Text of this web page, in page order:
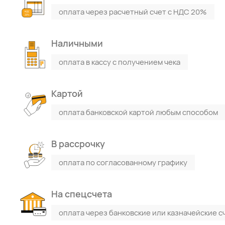
оплата через расчетный счет с НДС 20%
Наличными
оплата в кассу с получением чека
Картой
оплата банковской картой любым способом
В рассрочку
оплата по согласованному графику
На спецсчета
оплата через банковские или казначейские